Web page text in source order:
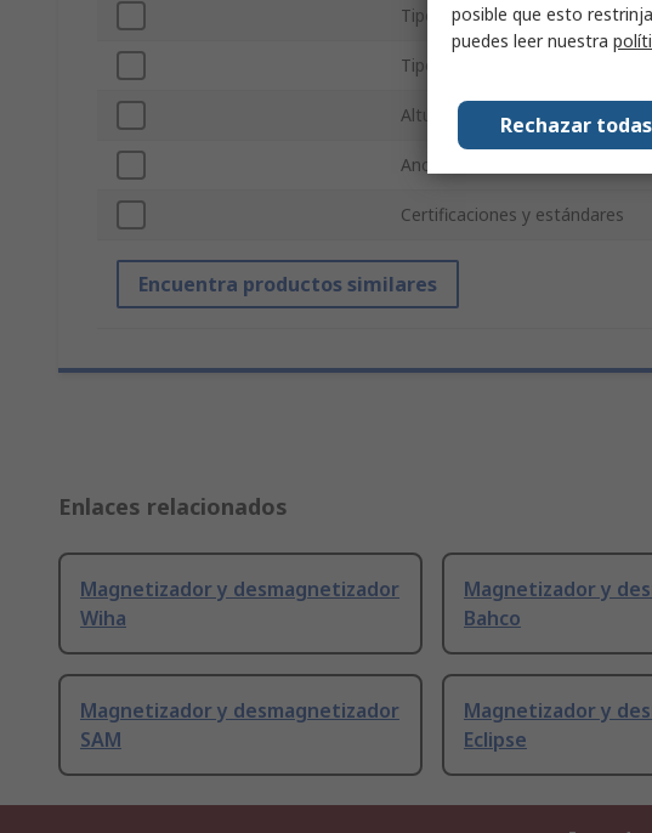
Tipo Sub
Tipo de producto
Altura
Anchura
Certificaciones y estándares
Encuentra productos similares
Enlaces relacionados
Magnetizador y desmagnetizador
Wiha
Magnetizador y
Bahco
Magnetizador y desmagnetizador
SAM
Magnetizador y
Eclipse
posible que esto
puedes leer nuestra
Rechazar todas